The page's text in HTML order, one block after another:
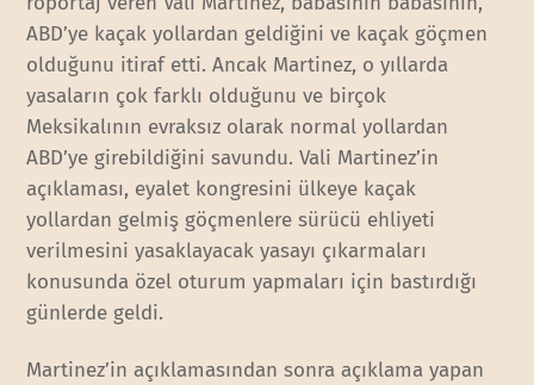
ABD’ye kaçak yollardan geldiğini ve kaçak göçmen
olduğunu itiraf etti. Ancak Martinez, o yıllarda
yasaların çok farklı olduğunu ve birçok
Meksikalının evraksız olarak normal yollardan
ABD’ye girebildiğini savundu. Vali Martinez’in
açıklaması, eyalet kongresini ülkeye kaçak
yollardan gelmiş göçmenlere sürücü ehliyeti
verilmesini yasaklayacak yasayı çıkarmaları
konusunda özel oturum yapmaları için bastırdığı
günlerde geldi.
Martinez’in açıklamasından sonra açıklama yapan